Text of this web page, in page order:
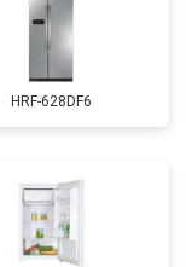
HRF-628DF6